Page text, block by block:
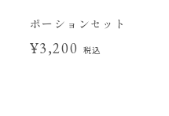
ポーションセット
¥3,200 税込